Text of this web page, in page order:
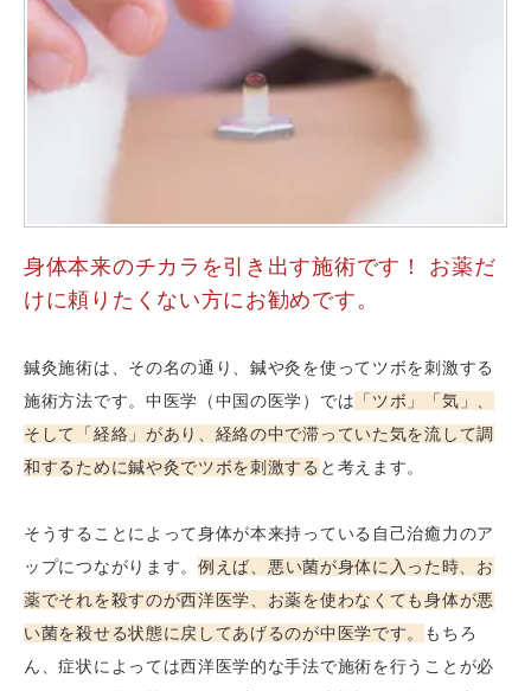
身体本来のチカラを引き出す施術です！ お薬だ
けに頼りたくない方にお勧めです。
鍼灸施術は、その名の通り、鍼や灸を使ってツボを刺激する
施術方法です。中医学（中国の医学）では 「ツボ」「気」、
そして「経絡」があり、経絡の中で滞っていた気を流して調
和するために鍼や灸でツボを刺激する と考えます。
そうすることによって身体が本来持っている自己治癒力のア
ップにつながります。 例えば、悪い菌が身体に入った時、お
薬でそれを殺すのが西洋医学、お薬を使わなくても身体が悪
い菌を殺せる状態に戻してあげるのが中医学です。
もちろ
ん、症状によっては西洋医学的な手法で施術を行うことが必